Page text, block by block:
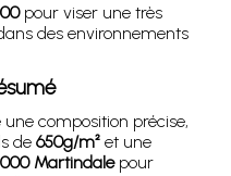
pour viser une très
des environnements
une composition précise,
de 650g/m² et une
Martindalepour